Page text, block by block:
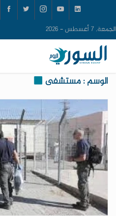
الجمعة, 7 أغسطس - 2026
الوسم : مستشفى